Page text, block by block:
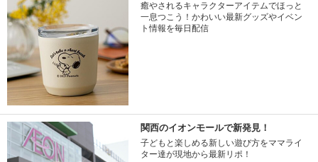
癒やされるキャラクターアイテムでほっと
一息つこう！かわいい最新グッズやイベン
ト情報を毎日配信
関西のイオンモールで新発見！
子どもと楽しめる新しい遊び方をママライ
ター達が現地から最新リポ！